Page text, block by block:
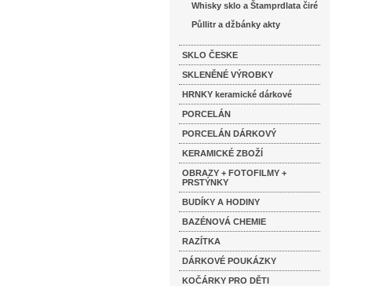
Whisky sklo a Štamprdlata čiré
Půllitr a džbánky akty
SKLO ČESKE
SKLENĚNÉ VÝROBKY
HRNKY keramické dárkové
PORCELÁN
PORCELÁN DÁRKOVÝ
KERAMICKÉ ZBOŽÍ
OBRAZY + FOTOFILMY +
PRSTÝNKY
BUDÍKY A HODINY
BAZÉNOVÁ CHEMIE
RAZÍTKA
DÁRKOVÉ POUKÁZKY
KOČÁRKY PRO DĚTI